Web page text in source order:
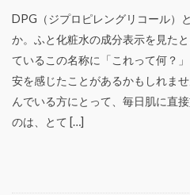
DPG（ジプロピレングリコール）
か。ふと化粧水の成分表示を見た
ているこの名称に「これって何？
安を感じたことがあるかもしれま
んでいる方にとって、毎日肌に直
のは、とて […]